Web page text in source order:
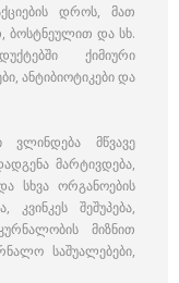
დროს, მათ
ბოსტნეულით და სხ.
ქიმიური
ანტიბიოტიკები და
ვლინდება მწვავე
მარტივდება,
სხვა ორგანოების
კვინკეს შეშუპება,
მიზნით
საშუალებები,